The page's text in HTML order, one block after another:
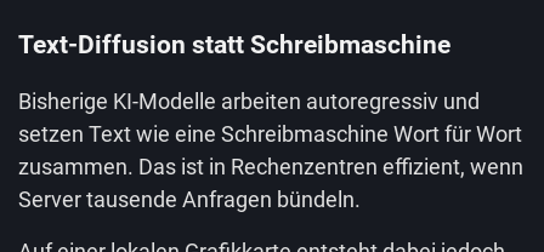
Text-Diffusion statt Schreibmaschine
Bisherige KI-Modelle arbeiten autoregressiv und
setzen Text wie eine Schreibmaschine Wort für Wort
zusammen. Das ist in Rechenzentren effizient, wenn
Server tausende Anfragen bündeln.